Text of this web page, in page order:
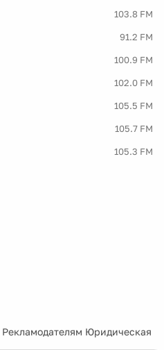
103.8 FM
91.2 FM
100.9 FM
102.0 FM
105.5 FM
105.7 FM
105.3 FM
Рекламодателям Юридическая